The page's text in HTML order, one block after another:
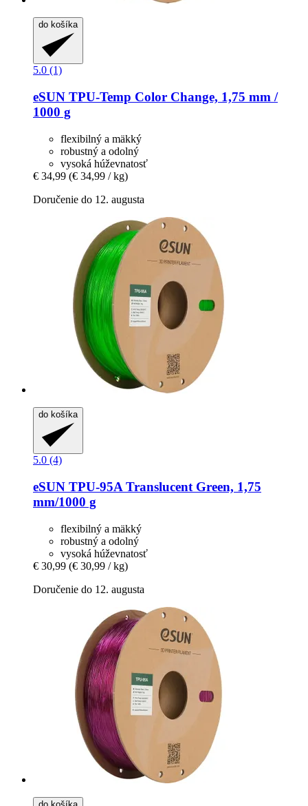
do košíka
5.0 (1)
eSUN TPU-​Temp Color Change, 1,75 mm /
1000 g
flexibilný a mäkký
robustný a odolný
vysoká húževnatosť
€ 34,99 (€ 34,99 / kg)
Doručenie do 12. augusta
do košíka
5.0 (4)
eSUN TPU-​95A Translucent Green, 1,75
mm/1000 g
flexibilný a mäkký
robustný a odolný
vysoká húževnatosť
€ 30,99 (€ 30,99 / kg)
Doručenie do 12. augusta